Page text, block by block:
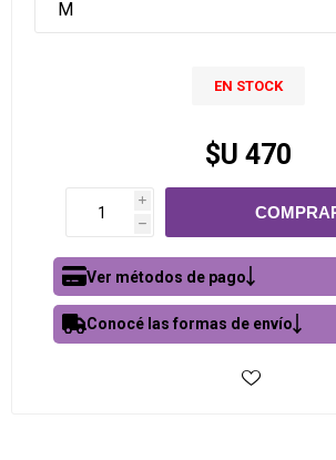
EN STOCK
$U 470
i
h
Ver métodos de pago
Conocé las formas de envío